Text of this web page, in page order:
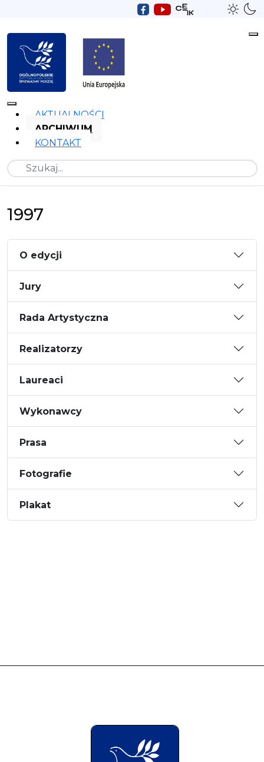
AKTUALNOŚCI
ARCHIWUM
KONTAKT
Szukaj
1997
O edycji
Jury
Rada Artystyczna
Realizatorzy
Laureaci
Wykonawcy
Prasa
Fotografie
Plakat